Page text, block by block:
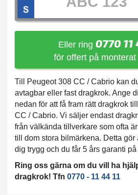
Eller ring 0770 11
för offert på monterat
Till Peugeot 308 CC / Cabrio kan
avtagbar eller fast dragkrok. Ange
nedan för att få fram rätt dragkrok
CC / Cabrio. Vi säljer endast
från välkända tillverkare som ofta
till dom stora bilmärkena. Detta gör
dig trygg och du får 5 års garanti
Ring oss gärna om du vill ha
dragkrok! Tfn 0770 - 11 44 11